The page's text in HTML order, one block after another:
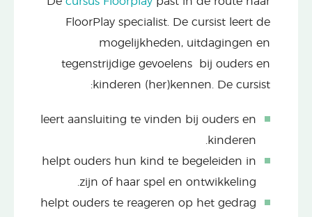
FloorPlay specialist. De cursist leert de
mogelijkheden, uitdagingen en
tegenstrijdige gevoelens bij ouders en
kinderen (her)kennen. De cursist:
leert aansluiting te vinden bij ouders en
kinderen.
helpt ouders hun kind te begeleiden in
zijn of haar spel en ontwikkeling.
helpt ouders te reageren op het gedrag